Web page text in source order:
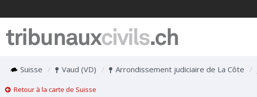
tribunauxcivils.ch
Suisse Vaud (VD) Arrondissement judiciaire de La Côte
Retour à la carte de Suisse